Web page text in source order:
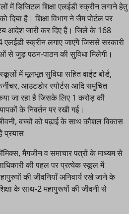
में डिजिटल शिक्षा एलईडी स्क्रीन लगाने हेतु
दिया है। शिक्षा विभाग ने जैम पोर्टल पर
आदेश जारी कर दिए है। जिले के 168
एलईडी स्क्रीन लगाए जाएंगे जिससे सरकारी
से जुड़ पठन-पाठन की सुविधा मिलेगी।
में मूलभूत सुविधा सहित वाईट बोर्ड,
आउटडोर स्पोर्टस आदि समुचित
जा रहा है जिसके लिए 1 करोड़ की
के निवर्तन पर रखी गई।
बच्चों को पढ़ाई के साथ कौशल विकास
प्रयास
मैगजीन व समाचार पत्रों के माध्यम से
की पहल पर प्रत्येक स्कूल में
की जीवनियाँ अनिवार्य रखे जाने के
के साथ-2 महापुरूषों की जीवनी से